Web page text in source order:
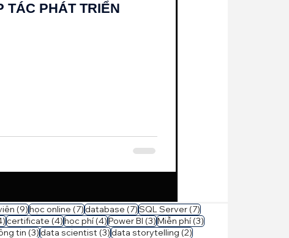
TÁC PHÁT TRIỂN
(9)9 bài đăng
học online (7)7 bài đăng
database (7)7 bài đăng
SQL Server (7)7 bài đăng
4 bài đăng
certificate (4)4 bài đăng
học phí (4)4 bài đăng
Power BI (3)3 bài đăng
Miễn phí (3)3 bài đăng
tin (3)3 bài đăng
data scientist (3)3 bài đăng
data storytelling (2)2 bài đăng